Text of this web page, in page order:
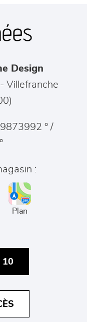
Design
- Villefranche
)
° /
:
Plan
10